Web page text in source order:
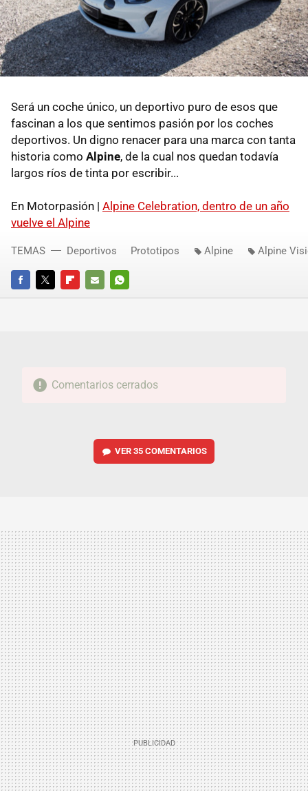
Será un coche único, un deportivo puro de esos que
fascinan a los que sentimos pasión por los coches
deportivos. Un digno renacer para una marca con tanta
historia como Alpine, de la cual nos quedan todavía
largos ríos de tinta por escribir...
En Motorpasión | Alpine Celebration, dentro de un año
vuelve el Alpine
FACEBOOKTWITTERFLIPBOARD
E-
WHATSAPP
TEMAS Deportivos Prototipos Alpine Alpine
Comentarios cerrados
VER 35 COMENTARIOS